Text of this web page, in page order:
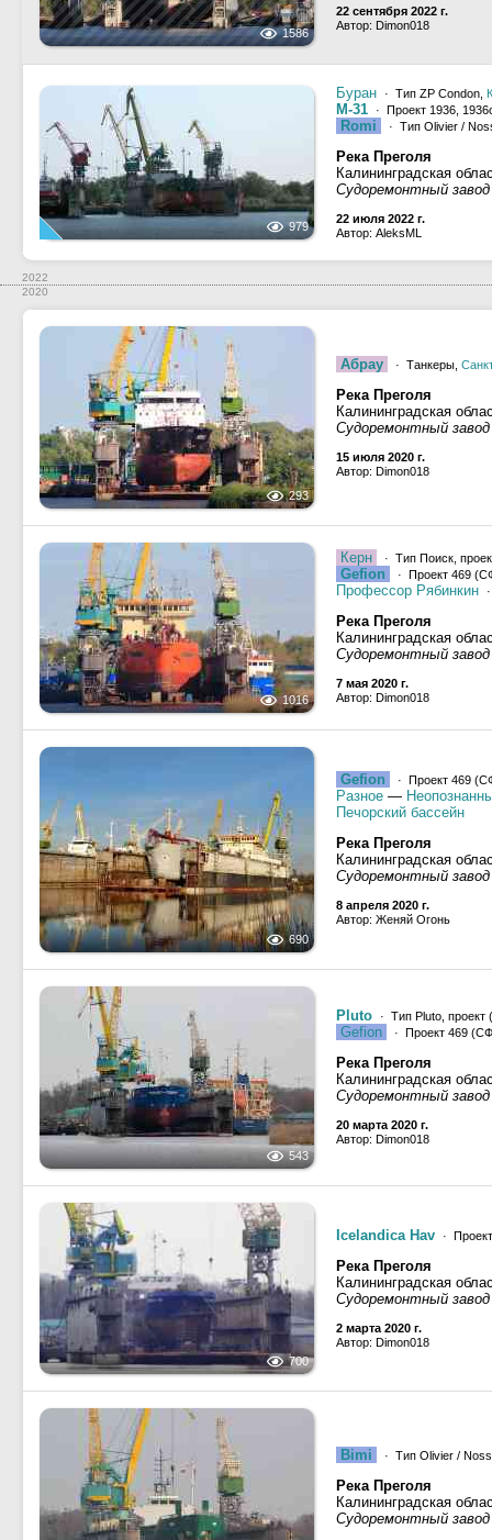
1586
22 сентября 2022 г.
Автор: Dimon018
979
Буран · Тип ZP Condon,
М-31 · Проект 1936,
Romi · Тип Olivier /
Река Преголя
Калининградская
Судоремонтный завод
22 июля 2022 г.
Автор: AleksML
2022
2020
293
Абрау · Танкеры,
Река Преголя
Калининградская
Судоремонтный завод
15 июля 2020 г.
Автор: Dimon018
1016
Керн · Тип Поиск,
Gefion · Проект 469
Профессор Рябинкин
Река Преголя
Калининградская
Судоремонтный завод
7 мая 2020 г.
Автор: Dimon018
690
Gefion · Проект 469
Разное —
Печорский бассейн
Река Преголя
Калининградская
Судоремонтный завод
8 апреля 2020 г.
Автор: Женяй Огонь
543
Pluto · Тип Pluto,
Gefion · Проект 469
Река Преголя
Калининградская
Судоремонтный завод
20 марта 2020 г.
Автор: Dimon018
700
Icelandica Hav ·
Река Преголя
Калининградская
Судоремонтный завод
2 марта 2020 г.
Автор: Dimon018
Bimi · Тип Olivier /
Река Преголя
Калининградская
Судоремонтный завод